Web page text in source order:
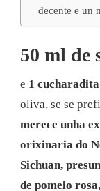
decente e un
50 ml de
e 1 cucharadita
oliva, se se
merece unha
orixinaria do
Sichuan,
de pomelo